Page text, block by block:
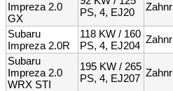
Impreza 2.0
GX
PS, 4, EJ20
Subaru
Impreza 2.0R
118 KW / 160
PS, 4, EJ204
Subaru
Impreza 2.0
WRX STI
195 KW / 265
PS, 4, EJ207